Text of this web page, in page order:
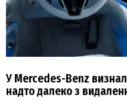
У Mercedes-Benz
надто далеко з